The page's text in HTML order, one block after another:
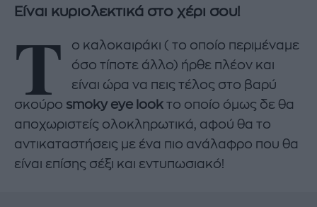
Είναι κυριολεκτικά στο χέρι σου!
Τ
ο καλοκαιράκι ( το οποίο περιμέναμε
όσο τίποτε άλλο) ήρθε πλέον και
είναι ώρα να πεις τέλος στο βαρύ
σκούρο smoky eye look το οποίο όμως δε θα
αποχωριστείς ολοκληρωτικά, αφού θα το
αντικαταστήσεις με ένα πιο ανάλαφρο που θα
είναι επίσης σέξι και εντυπωσιακό!